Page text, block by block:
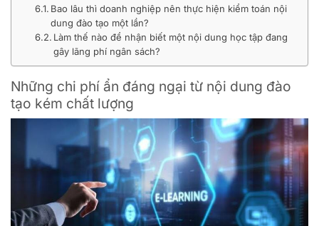
Bao lâu thì doanh nghiệp nên thực hiện kiểm toán nội
dung đào tạo một lần?
Làm thế nào để nhận biết một nội dung học tập đang
gây lãng phí ngân sách?
Những chi phí ẩn đáng ngại từ nội dung đào
tạo kém chất lượng